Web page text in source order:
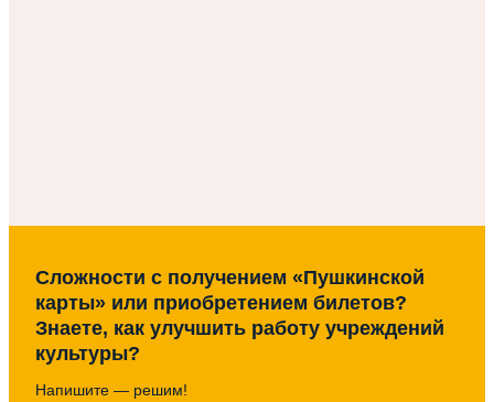
Сложности с получением «Пушкинской
карты» или приобретением билетов?
Знаете, как улучшить работу учреждений
культуры?
Напишите — решим!